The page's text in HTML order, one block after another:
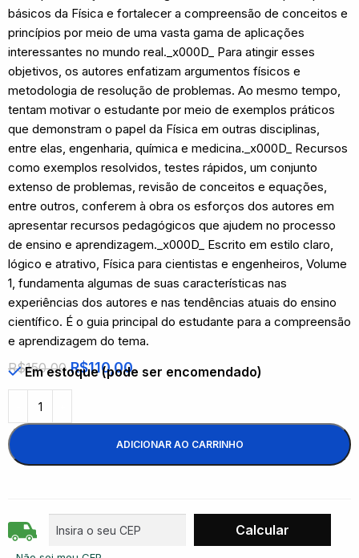
básicos da Física e fortalecer a compreensão de conceitos e
princípios por meio de uma vasta gama de aplicações
interessantes no mundo real._x000D_ Para atingir esses
objetivos, os autores enfatizam argumentos físicos e
metodologia de resolução de problemas. Ao mesmo tempo,
tentam motivar o estudante por meio de exemplos práticos
que demonstram o papel da Física em outras disciplinas,
entre elas, engenharia, química e medicina._x000D_ Recursos
como exemplos resolvidos, testes rápidos, um conjunto
extenso de problemas, revisão de conceitos e equações,
entre outros, conferem à obra os esforços dos autores em
apresentar recursos pedagógicos que ajudem no processo
de ensino e aprendizagem._x000D_ Escrito em estilo claro,
lógico e atrativo, Física para cientistas e engenheiros, Volume
1, fundamenta algumas de suas características nas
experiências dos autores e nas tendências atuais do ensino
científico. É o guia principal do estudante para a compreensão
e aprendizagem do tema.
R$150,00 R$110,00
Em estoque (pode ser encomendado)
ADICIONAR AO CARRINHO